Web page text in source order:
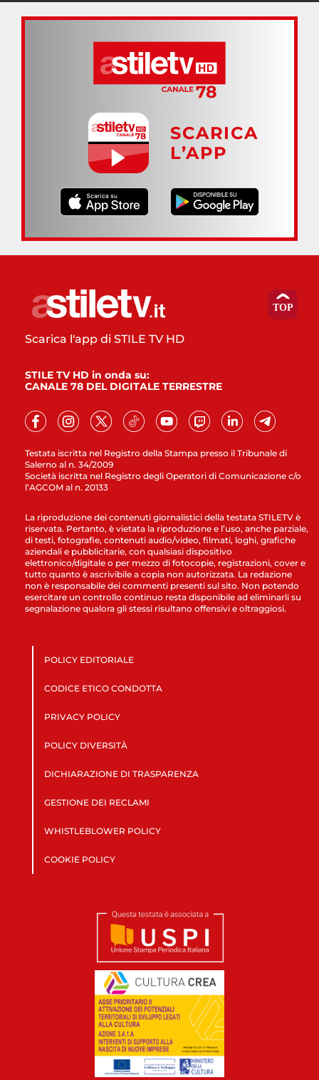
SCARICA
L’APP
Testata iscritta nel Registro della Stampa presso il Tribunale di
Salerno al n. 34/2009
Società iscritta nel Registro degli Operatori di Comunicazione c/o
l’AGCOM al n. 20133
Scarica l'app di STILE TV HD
STILE TV HD in onda su:
CANALE 78 DEL DIGITALE TERRESTRE
La riproduzione dei contenuti giornalistici della testata STILETV è
riservata. Pertanto, è vietata la riproduzione e l’uso, anche parziale,
di testi, fotografie, contenuti audio/video, filmati, loghi, grafiche
aziendali e pubblicitarie, con qualsiasi dispositivo
elettronico/digitale o per mezzo di fotocopie, registrazioni, cover e
tutto quanto è ascrivibile a copia non autorizzata. La redazione
non è responsabile dei commenti presenti sul sito. Non potendo
esercitare un controllo continuo resta disponibile ad eliminarli su
segnalazione qualora gli stessi risultano offensivi e oltraggiosi.
POLICY EDITORIALE
CODICE ETICO CONDOTTA
PRIVACY POLICY
POLICY DIVERSITÀ
DICHIARAZIONE DI TRASPARENZA
GESTIONE DEI RECLAMI
WHISTLEBLOWER POLICY
COOKIE POLICY